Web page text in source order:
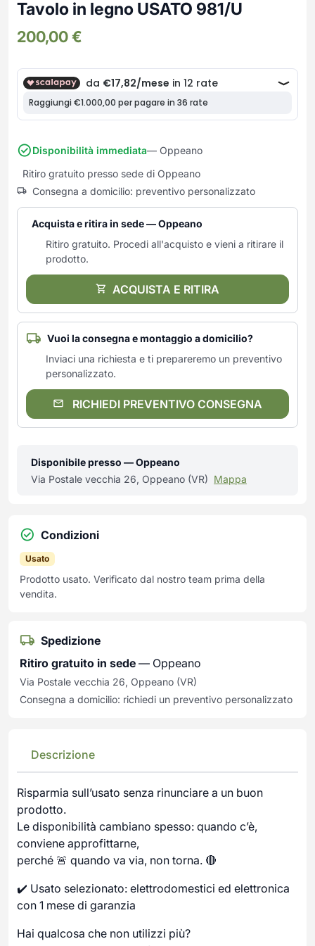
Frullatori
Macchine caffe e capsule
Robot Da Cucina
Sbattitori
Spremiagrumi e Centrifughe
Tostapane
Tritacarne
Tritaverdure elettrici
Utensili da cucina
Yogurtiere
Lampade da parete
Lampade da tavolo
Mobili Ingresso
Scarpiere
SOGGIORNO
Complementi Soggiorno
Sedie e Sgabelli
Soggiorni e Pareti
Tavoli e Tavolini
UFFICIO
Banconi Reception
Mobili per ufficio
Moduli per ufficio
Poltrone Barber Shop
Tavolo in legno USATO 981/U
200,00€
Disponibilità immediata— Oppeano
Ritiro gratuito presso sede di Oppeano
Consegna a domicilio: preventivo personalizzato
Acquista e ritira in sede — Oppeano
Ritiro gratuito. Procedi all'acquisto e vieni a ritirare il
prodotto.
ACQUISTA E RITIRA
Vuoi la consegna e montaggio a domicilio?
Inviaci una richiesta e ti prepareremo un preventivo
personalizzato.
RICHIEDI PREVENTIVO CONSEGNA
Disponibile presso — Oppeano
Via Postale vecchia 26, Oppeano (VR) Mappa
Condizioni
Usato
Prodotto usato. Verificato dal nostro team prima della
vendita.
Spedizione
Ritiro gratuito in sede — Oppeano
Via Postale vecchia 26, Oppeano (VR)
Consegna a domicilio: richiedi un preventivo personalizzato
Descrizione
Risparmia sull’usato senza rinunciare a un buon
prodotto.
Le disponibilità cambiano spesso: quando c’è,
conviene approfittarne,
perché 🚨 quando va via, non torna. 🔴
✔️ Usato selezionato: elettrodomestici ed elettronica
con 1 mese di garanzia
Hai qualcosa che non utilizzi più?